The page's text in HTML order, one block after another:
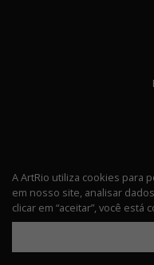
A ArtRio utiliza cookies para
em nosso site, analisar
clicar em “aceitar”, você